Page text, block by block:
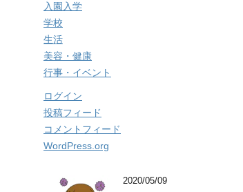
入園入学
学校
生活
美容・健康
行事・イベント
ログイン
投稿フィード
コメントフィード
WordPress.org
2020/05/09